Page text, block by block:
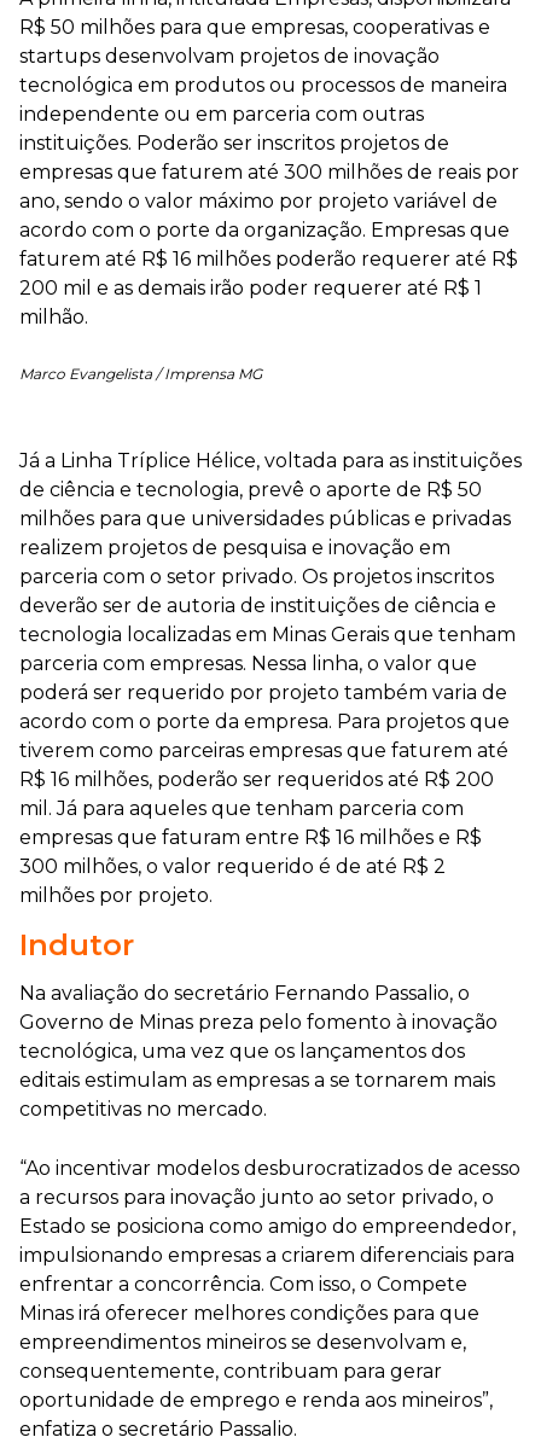
R$ 50 milhões para que empresas, cooperativas e
startups desenvolvam projetos de inovação
tecnológica em produtos ou processos de maneira
independente ou em parceria com outras
instituições. Poderão ser inscritos projetos de
empresas que faturem até 300 milhões de reais por
ano, sendo o valor máximo por projeto variável de
acordo com o porte da organização. Empresas que
faturem até R$ 16 milhões poderão requerer até R$
200 mil e as demais irão poder requerer até R$ 1
milhão.
Marco Evangelista / Imprensa MG
Já a Linha Tríplice Hélice, voltada para as instituições
de ciência e tecnologia, prevê o aporte de R$ 50
milhões para que universidades públicas e privadas
realizem projetos de pesquisa e inovação em
parceria com o setor privado. Os projetos inscritos
deverão ser de autoria de instituições de ciência e
tecnologia localizadas em Minas Gerais que tenham
parceria com empresas. Nessa linha, o valor que
poderá ser requerido por projeto também varia de
acordo com o porte da empresa. Para projetos que
tiverem como parceiras empresas que faturem até
R$ 16 milhões, poderão ser requeridos até R$ 200
mil. Já para aqueles que tenham parceria com
empresas que faturam entre R$ 16 milhões e R$
300 milhões, o valor requerido é de até R$ 2
milhões por projeto.
Indutor
Na avaliação do secretário Fernando Passalio, o
Governo de Minas preza pelo fomento à inovação
tecnológica, uma vez que os lançamentos dos
editais estimulam as empresas a se tornarem mais
competitivas no mercado.
“Ao incentivar modelos desburocratizados de acesso
a recursos para inovação junto ao setor privado, o
Estado se posiciona como amigo do empreendedor,
impulsionando empresas a criarem diferenciais para
enfrentar a concorrência. Com isso, o Compete
Minas irá oferecer melhores condições para que
empreendimentos mineiros se desenvolvam e,
consequentemente, contribuam para gerar
oportunidade de emprego e renda aos mineiros”,
enfatiza o secretário Passalio.